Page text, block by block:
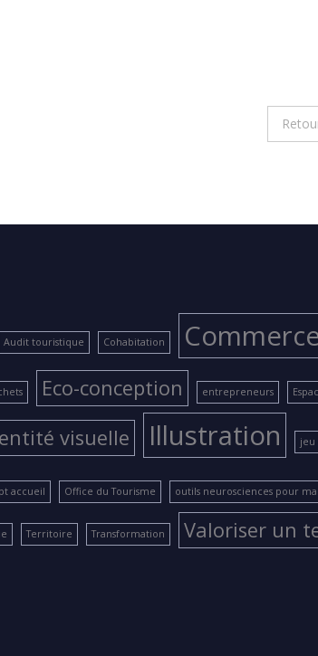
Audit touristique Cohabitation
Eco-conception entrepreneurs
visuelle Illustration jeu
accueil Office du Tourisme outils neurosciences pour
Territoire Transformation Valoriser un